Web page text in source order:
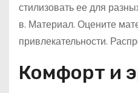
стилизовать ее для
в. Материал. Оцените
привлекательности.
Комфорт и